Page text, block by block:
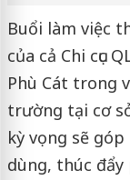
Buổi làm việc
của cả Chi cục
Phù Cát trong
trường tại cơ
kỳ vọng sẽ
dùng, thúc